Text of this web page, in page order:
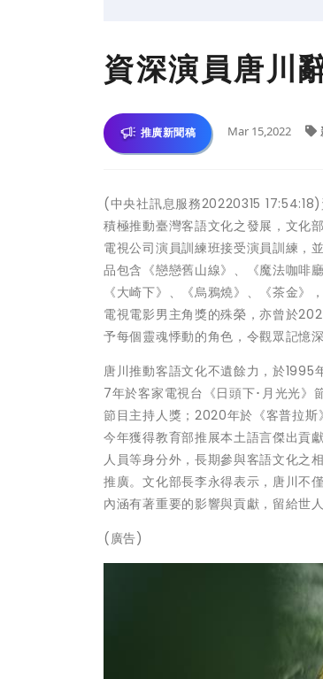
資深演員唐川
推廣新聞稿 Mar 15,2022
(中央社訊息服務20220315
積極推動臺灣客語文化之發展，文化
電視公司演員訓練班接受演員訓練，
品包含《戀戀舊山線》、《魔法咖啡
《大崎下》、《烏鴉燒》、《茶金
電視電影男主角獎的殊榮，亦曾於
予每個靈魂悸動的角色，令觀眾記憶深
唐川推動客語文化不遺餘力，於1995
7年於客家電視台《日頭下･月光光》
節目主持人獎；2020年於《客普拉
今年獲得教育部推展本土語言傑出貢
人員等身分外，長期參與客語文化之
推廣。文化部長李永得表示，唐川不
內涵有著重要的影響與貢獻，留給世人
(廣告)